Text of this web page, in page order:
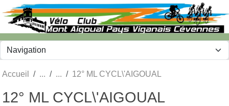
Accueil 12° ML CYCL\'AIGOUAL
12° ML CYCL\'AIGOUAL
Panneau de gestion des cookies